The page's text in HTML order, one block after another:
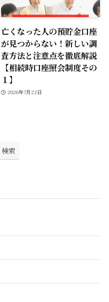
亡くなった人の預貯金口座
が見つからない！新しい調
査方法と注意点を徹底解説
【相続時口座照会制度その
１】
2026年7月22日
検索